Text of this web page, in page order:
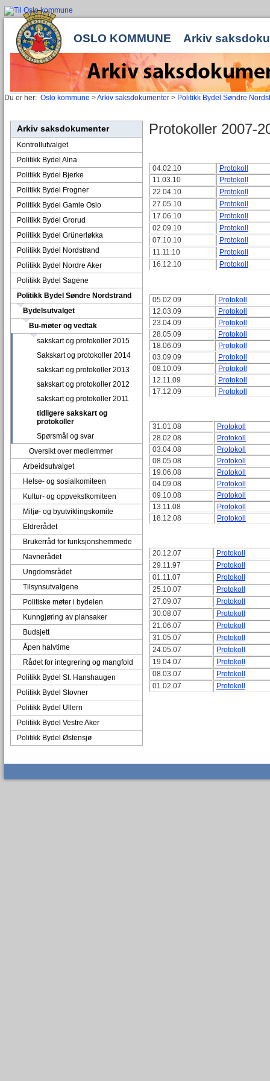
OSLO KOMMUNE Arkiv
Du er her: Oslo kommune >Arkiv saksdokumenter > Politikk Bydel Søndre
Arkiv saksdokumenter
Kontrollutvalget
Politikk Bydel Alna
Politikk Bydel Bjerke
Politikk Bydel Frogner
Politikk Bydel Gamle Oslo
Politikk Bydel Grorud
Politikk Bydel Grünerløkka
Politikk Bydel Nordstrand
Politikk Bydel Nordre Aker
Politikk Bydel Sagene
Politikk Bydel Søndre Nordstrand
Bydelsutvalget
Bu-møter og vedtak
sakskart og protokoller 2015
Sakskart og protokoller 2014
sakskart og protokoller 2013
sakskart og protokoller 2012
sakskart og protokoller 2011
tidligere sakskart og
protokoller
Spørsmål og svar
Oversikt over medlemmer
Arbeidsutvalget
Helse- og sosialkomiteen
Kultur- og oppvekstkomiteen
Miljø- og byutviklingskomite
Eldrerådet
Brukerråd for funksjonshemmede
Navnerådet
Ungdomsrådet
Tilsynsutvalgene
Politiske møter i bydelen
Kunngjøring av plansaker
Budsjett
Åpen halvtime
Rådet for integrering og mangfold
Politikk Bydel St. Hanshaugen
Politikk Bydel Stovner
Politikk Bydel Ullern
Politikk Bydel Vestre Aker
Politikk Bydel Østensjø
Protokoller 2007-
04.02.10
Protokoll
11.03.10
Protokoll
22.04.10
Protokoll
27.05.10
Protokoll
17.06.10
Protokoll
02.09.10
Protokoll
07.10.10
Protokoll
11.11.10
Protokoll
16.12.10
Protokoll
05.02.09
Protokoll
12.03.09
Protokoll
23.04.09
Protokoll
28.05.09
Protokoll
18.06.09
Protokoll
03.09.09
Protokoll
08.10.09
Protokoll
12.11.09
Protokoll
17.12.09
Protokoll
31.01.08
Protokoll
28.02.08
Protokoll
03.04.08
Protokoll
08.05.08
Protokoll
19.06.08
Protokoll
04.09.08
Protokoll
09.10.08
Protokoll
13.11.08
Protokoll
18.12.08
Protokoll
20.12.07
Protokoll
29.11.97
Protokoll
01.11.07
Protokoll
25.10.07
Protokoll
27.09.07
Protokoll
30.08.07
Protokoll
21.06.07
Protokoll
31.05.07
Protokoll
24.05.07
Protokoll
19.04.07
Protokoll
08.03.07
Protokoll
01.02.07
Protokoll